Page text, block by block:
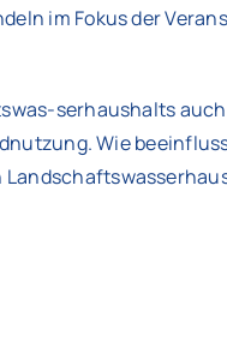
im Fokus der
serhaushalts
Wie